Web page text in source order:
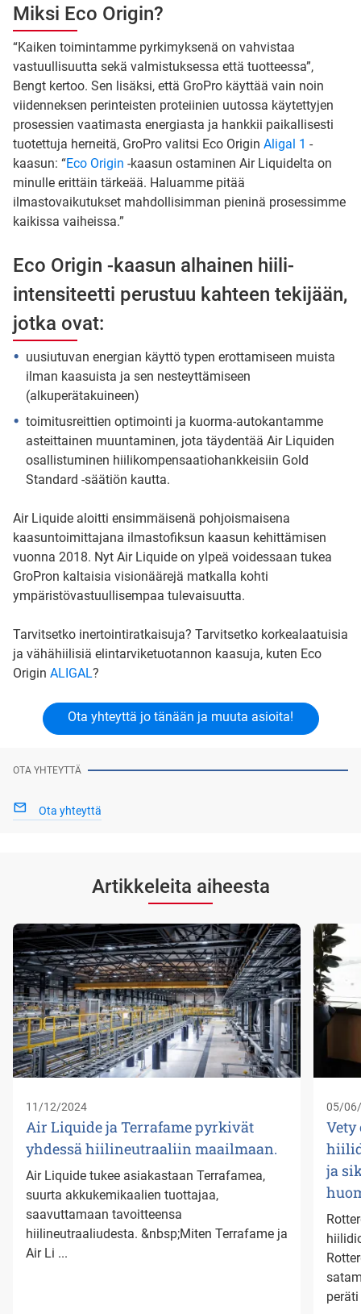
Miksi Eco Origin?
“Kaiken toimintamme pyrkimyksenä on vahvistaa
vastuullisuutta sekä valmistuksessa että tuotteessa”,
Bengt kertoo. Sen lisäksi, että GroPro käyttää vain noin
viidenneksen perinteisten proteiinien uutossa käytettyjen
prosessien vaatimasta energiasta ja hankkii paikallisesti
tuotettuja herneitä, GroPro valitsi Eco Origin Aligal 1 -
kaasun: “Eco Origin -kaasun ostaminen Air Liquidelta on
minulle erittäin tärkeää. Haluamme pitää
ilmastovaikutukset mahdollisimman pieninä prosessimme
kaikissa vaiheissa.”
Eco Origin -kaasun alhainen hiili-
intensiteetti perustuu kahteen tekijään,
jotka ovat:
uusiutuvan energian käyttö typen erottamiseen muista
ilman kaasuista ja sen nesteyttämiseen
(alkuperätakuineen)
toimitusreittien optimointi ja kuorma-autokantamme
asteittainen muuntaminen, jota täydentää Air Liquiden
osallistuminen hiilikompensaatiohankkeisiin Gold
Standard -säätiön kautta.
Air Liquide aloitti ensimmäisenä pohjoismaisena
kaasuntoimittajana ilmastofiksun kaasun kehittämisen
vuonna 2018. Nyt Air Liquide on ylpeä voidessaan tukea
GroPron kaltaisia visionäärejä matkalla kohti
ympäristövastuullisempaa tulevaisuutta.
Tarvitsetko inertointiratkaisuja? Tarvitsetko korkealaatuisia
ja vähähiilisiä elintarviketuotannon kaasuja, kuten Eco
Origin ALIGAL?
Ota yhteyttä jo tänään ja muuta asioita!
OTA YHTEYTTÄ
Ota yhteyttä
Artikkeleita aiheesta
11/12/2024
Air Liquide ja Terrafame pyrkivät
yhdessä hiilineutraaliin maailmaan.
Air Liquide tukee asiakastaan Terrafamea,
suurta akkukemikaalien tuottajaa,
saavuttamaan tavoitteensa
hiilineutraaliudesta. &nbsp;Miten Terrafame ja
Air Li ...
05/
Vety
ja
peräti